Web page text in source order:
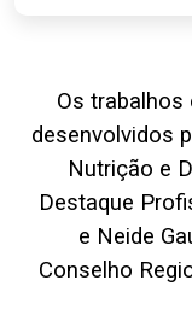
Os
desenvolvidos
Nutrição e
Destaque
e Neide
Conselho